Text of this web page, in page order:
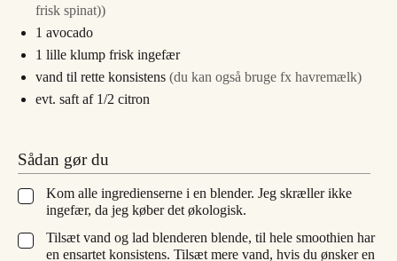
frisk spinat))
1 avocado
1 lille klump frisk ingefær
vand til rette konsistens (du kan også bruge fx havremælk)
evt. saft af 1/2 citron
Sådan gør du
▢
Kom alle ingredienserne i en blender. Jeg skræller ikke
ingefær, da jeg køber det økologisk.
▢
Tilsæt vand og lad blenderen blende, til hele smoothien har
en ensartet konsistens. Tilsæt mere vand, hvis du ønsker en